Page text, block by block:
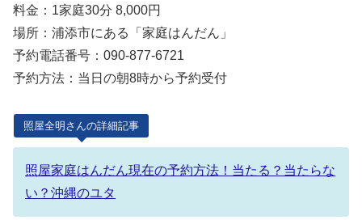
料金：1家庭30分 8,000円
場所：浦添市にある「家庭はんだん」
予約電話番号：090-877-6721
予約方法：当日の朝8時から予約受付
照屋全明さんの詳細記事
照屋家庭はんだん現在の予約方法！当たる？当たらな
い？沖縄のユタ